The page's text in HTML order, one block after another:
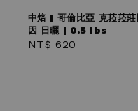
中焙 | 哥倫比亞 克菈菈
因 日曬 | 0.5 lbs
Regular
NT$ 620